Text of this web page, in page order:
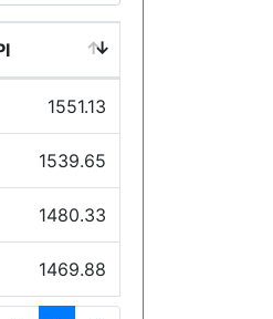
1551.13
1539.65
1480.33
1469.88